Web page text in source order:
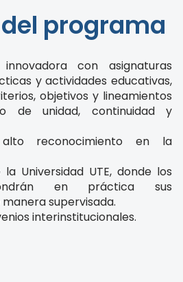
programa
con asignaturas
y actividades educativas,
objetivos y lineamientos
de unidad, continuidad y
reconocimiento en la
Universidad UTE, donde los
en práctica sus
supervisada.
interinstitucionales.